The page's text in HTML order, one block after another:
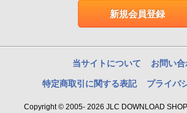
新規会員登録
当サイトについて お問い合
特定商取引に関する表記 プライバ
Copyright © 2005- 2026 JLC DOWNLOAD